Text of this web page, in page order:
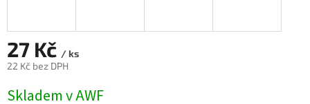
27 Kč / ks
22 Kč bez DPH
cena:
Skladem v AWF